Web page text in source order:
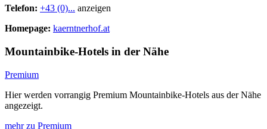
Telefon: +43 (0)... anzeigen
Homepage: kaerntnerhof.at
Mountainbike-Hotels in der Nähe
Premium
Hier werden vorrangig Premium Mountainbike-Hotels aus der Nähe
angezeigt.
mehr zu Premium